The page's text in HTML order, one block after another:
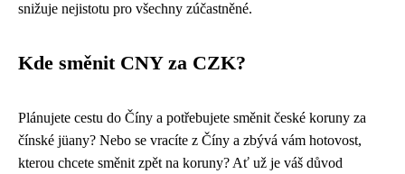
snižuje nejistotu pro všechny zúčastněné.
Kde směnit CNY za CZK?
Plánujete cestu do Číny a potřebujete směnit české koruny za
čínské jüany? Nebo se vracíte z Číny a zbývá vám hotovost,
kterou chcete směnit zpět na koruny? Ať už je váš důvod